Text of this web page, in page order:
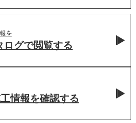
を
ログで閲覧する
情報を確認する